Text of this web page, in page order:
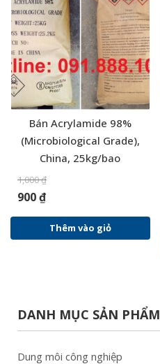
Bán Acrylamide 98%
(Microbiological Grade),
China, 25kg/bao
1,000₫
900₫
Thêm vào giỏ
DANH MỤC SẢN PHẨM
Dung môi công nghiệp